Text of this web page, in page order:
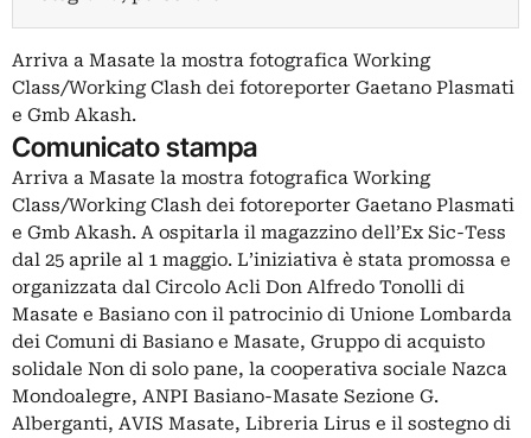
Arriva a Masate la mostra fotografica Working
Class/Working Clash dei fotoreporter Gaetano Plasmati
e Gmb Akash.
Comunicato stampa
Arriva a Masate la mostra fotografica Working
Class/Working Clash dei fotoreporter Gaetano Plasmati
e Gmb Akash. A ospitarla il magazzino dell’Ex Sic-Tess
dal 25 aprile al 1 maggio. L’iniziativa è stata promossa e
organizzata dal Circolo Acli Don Alfredo Tonolli di
Masate e Basiano con il patrocinio di Unione Lombarda
dei Comuni di Basiano e Masate, Gruppo di acquisto
solidale Non di solo pane, la cooperativa sociale Nazca
Mondoalegre, ANPI Basiano-Masate Sezione G.
Alberganti, AVIS Masate, Libreria Lirus e il sostegno di